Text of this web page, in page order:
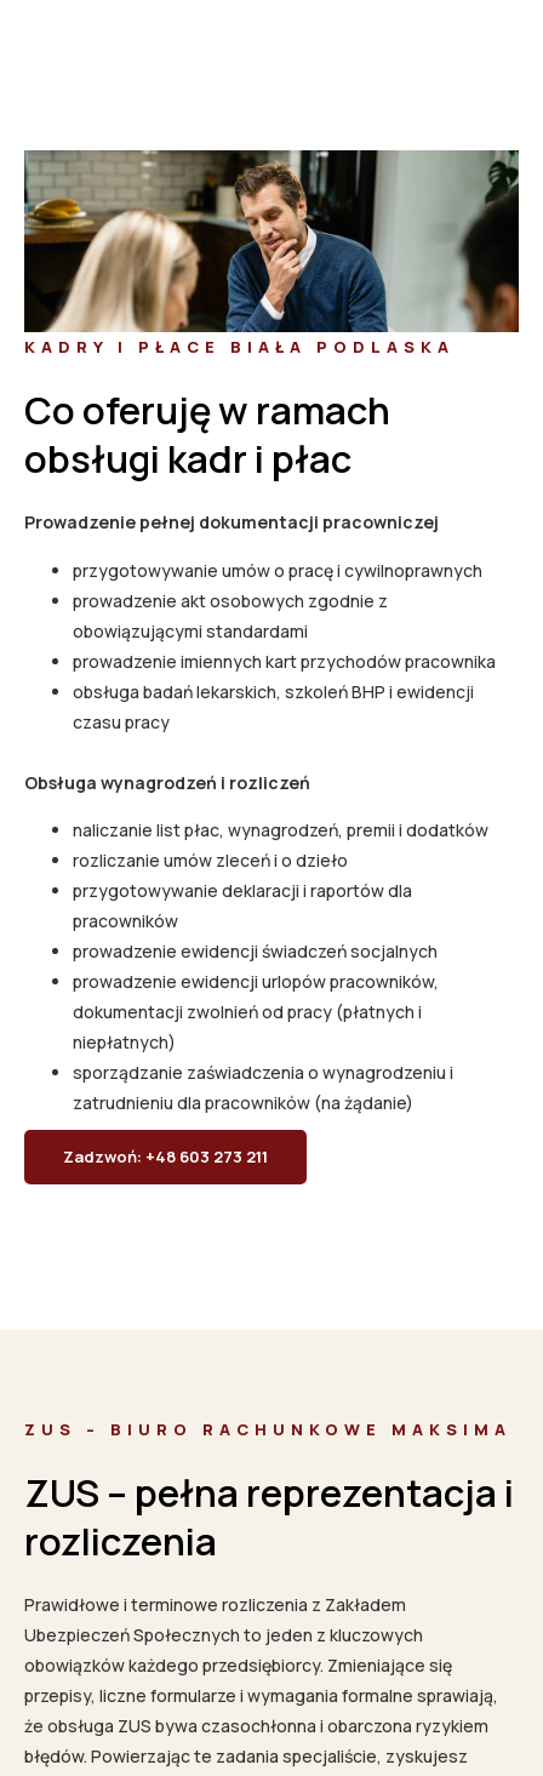
KADRY I PŁACE BIAŁA PODLASKA
Co oferuję w ramach
obsługi kadr i płac
Prowadzenie pełnej dokumentacji pracowniczej
przygotowywanie umów o pracę i cywilnoprawnych
prowadzenie akt osobowych zgodnie z
obowiązującymi standardami
prowadzenie imiennych kart przychodów pracownika
obsługa badań lekarskich, szkoleń BHP i ewidencji
czasu pracy
Obsługa wynagrodzeń i rozliczeń
naliczanie list płac, wynagrodzeń, premii i dodatków
rozliczanie umów zleceń i o dzieło
przygotowywanie deklaracji i raportów dla
pracowników
prowadzenie ewidencji świadczeń socjalnych
prowadzenie ewidencji urlopów pracowników,
dokumentacji zwolnień od pracy (płatnych i
niepłatnych)
sporządzanie zaświadczenia o wynagrodzeniu i
zatrudnieniu dla pracowników (na żądanie)
Zadzwoń: +48 603 273 211
ZUS – BIURO RACHUNKOWE MAKSIMA
ZUS – pełna reprezentacja i
rozliczenia
Prawidłowe i terminowe rozliczenia z Zakładem
Ubezpieczeń Społecznych to jeden z kluczowych
obowiązków każdego przedsiębiorcy. Zmieniające się
przepisy, liczne formularze i wymagania formalne sprawiają,
że obsługa ZUS bywa czasochłonna i obarczona ryzykiem
błędów. Powierzając te zadania specjaliście, zyskujesz